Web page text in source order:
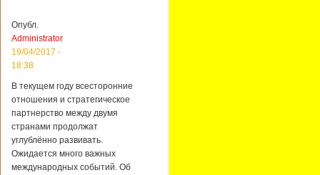
планируется
подписание
контракта на
разработку
вертолета. Такое
заявление сделала
региональной
политике и
международному
сотрудничеству
государственной
Опубл.
Administrator
19/04/2017 -
18:38
В текущем году всесторонние
отношения и стратегическое
партнерство между двумя
странами продолжат
углублённо развивать.
Ожидается много важных
международных событий. Об